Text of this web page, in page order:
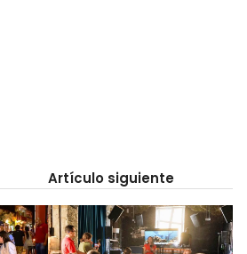
Artículo siguiente